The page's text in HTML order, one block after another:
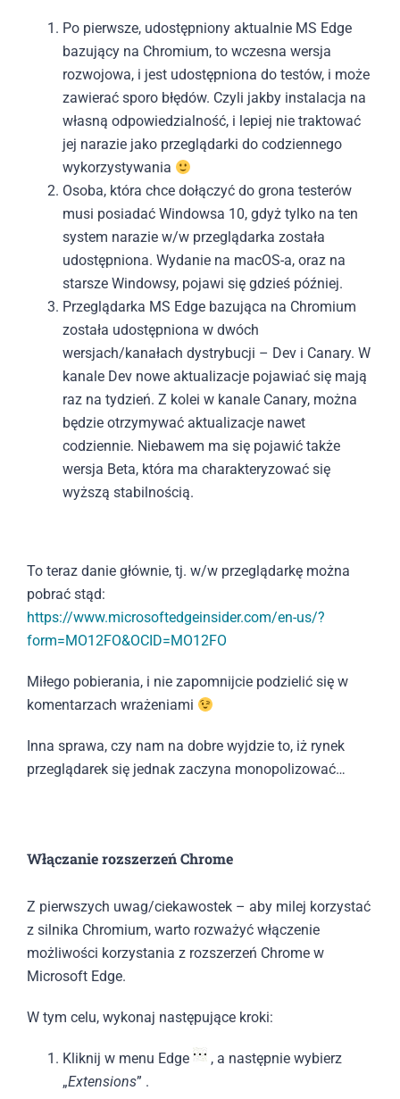
Po pierwsze, udostępniony aktualnie MS Edge
bazujący na Chromium, to wczesna wersja
rozwojowa, i jest udostępniona do testów, i może
zawierać sporo błędów. Czyli jakby instalacja na
własną odpowiedzialność, i lepiej nie traktować
jej narazie jako przeglądarki do codziennego
wykorzystywania
Osoba, która chce dołączyć do grona testerów
musi posiadać Windowsa 10, gdyż tylko na ten
system narazie w/w przeglądarka została
udostępniona. Wydanie na macOS-a, oraz na
starsze Windowsy, pojawi się gdzieś później.
Przeglądarka MS Edge bazująca na Chromium
została udostępniona w dwóch
wersjach/kanałach dystrybucji – Dev i Canary. W
kanale Dev nowe aktualizacje pojawiać się mają
raz na tydzień. Z kolei w kanale Canary, można
będzie otrzymywać aktualizacje nawet
codziennie. Niebawem ma się pojawić także
wersja Beta, która ma charakteryzować się
wyższą stabilnością.
To teraz danie głównie, tj. w/w przeglądarkę można
pobrać stąd:
https://www.microsoftedgeinsider.com/en-us/?
form=MO12FO&OCID=MO12FO
Miłego pobierania, i nie zapomnijcie podzielić się w
komentarzach wrażeniami
Inna sprawa, czy nam na dobre wyjdzie to, iż rynek
przeglądarek się jednak zaczyna monopolizować…
Włączanie rozszerzeń Chrome
Z pierwszych uwag/ciekawostek – aby milej korzystać
z silnika Chromium, warto rozważyć włączenie
możliwości korzystania z rozszerzeń Chrome w
Microsoft Edge.
W tym celu, wykonaj następujące kroki:
Kliknij w menu Edge
, a następnie wybierz
„Extensions” .